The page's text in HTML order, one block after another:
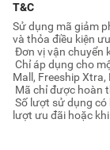
T&C
Sử dụng mã giảm
và thỏa điều kiện
Đơn vị vận chuyển
Mall, Freeship
Mã chỉ được hoàn
lượt ưu đãi hoặc